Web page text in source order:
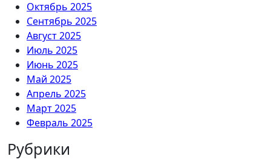
Октябрь 2025
Сентябрь 2025
Август 2025
Июль 2025
Июнь 2025
Май 2025
Апрель 2025
Март 2025
Февраль 2025
Рубрики